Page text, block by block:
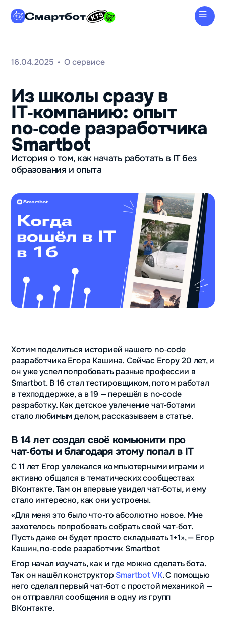
Смартбот
16.04.2025 • О сервисе
Из школы сразу в
IT‑компанию: опыт
no‑code разработчика
Smartbot
История о том, как начать работать в IT без
образования и опыта
Хотим поделиться историей нашего no‑code
разработчика Егора Кашина. Сейчас Егору 20 лет, и
он уже успел попробовать разные профессии в
Smartbot. В 16 стал тестировщиком, потом работал
в техподдержке, а в 19 — перешёл в no‑code
разработку. Как детское увлечение чат‑ботами
стало любимым делом, рассказываем в статье.
В 14 лет создал своё комьюнити про
чат‑боты и благодаря этому попал в IT
С 11 лет Егор увлекался компьютерными играми и
активно общался в тематических сообществах
ВКонтакте. Там он впервые увидел чат‑боты, и ему
стало интересно, как они устроены.
«Для меня это было что‑то абсолютно новое. Мне
захотелось попробовать собрать свой чат‑бот.
Пусть даже он будет просто складывать 1+1», — Егор
Кашин, no‑code разработчик Smartbot
Егор начал изучать, как и где можно сделать бота.
Так он нашёл конструктор Smartbot VK. С помощью
него сделал первый чат‑бот с простой механикой —
он отправлял сообщения в одну из групп
ВКонтакте.